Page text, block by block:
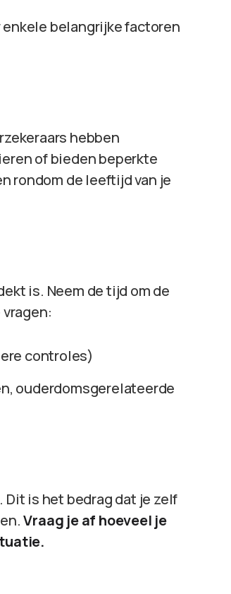
belangrijke factoren
hebben
of bieden beperkte
rondom de leeftijd van je
is. Neem de tijd om de
controles)
ouderdomsgerelateerde
is het bedrag dat je zelf
Vraag je af hoeveel je